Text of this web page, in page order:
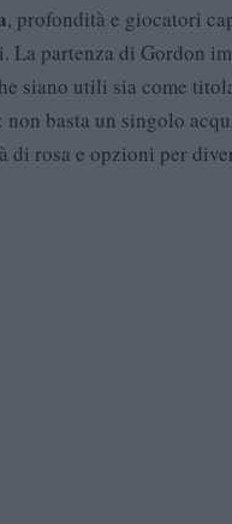
, profondità e giocatori
La partenza di Gordon
siano utili sia come
basta un singolo
di rosa e opzioni per